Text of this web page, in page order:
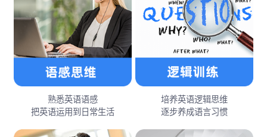
熟悉英语语感
把英语运用到日常生活
培养英语逻辑思维
逐步养成语言习惯